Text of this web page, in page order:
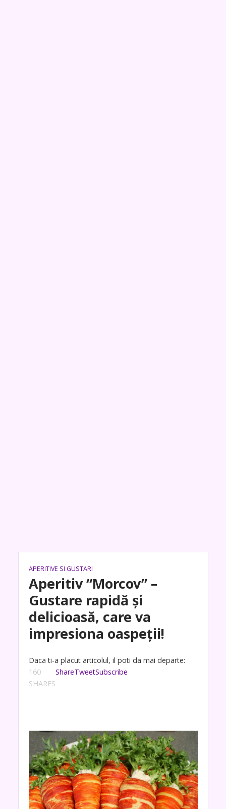
APERITIVE SI GUSTARI
Aperitiv “Morcov” –
Gustare rapidă și
delicioasă, care va
impresiona oaspeții!
Daca ti-a placut articolul, il poti da mai departe:
160
SHARES
ShareTweetSubscribe